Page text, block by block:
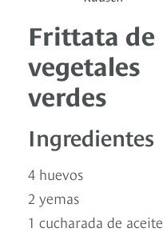
Frittata de
vegetales
verdes
Ingredientes
4 huevos
2 yemas
1 cucharada de aceite